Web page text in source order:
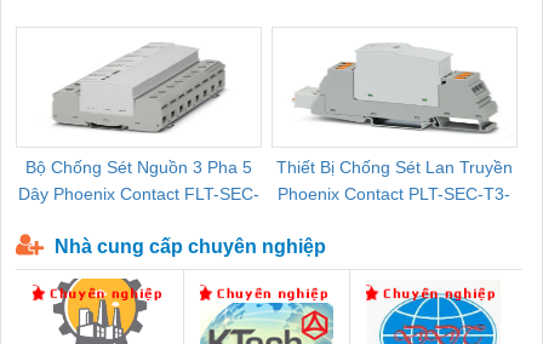
Bộ Chống Sét Nguồn 3 Pha 5
Dây Phoenix Contact FLT-SEC-
Thiết Bị Chống Sét Lan Truyền
Phoenix Contact PLT-SEC-T3-
Nhà cung cấp chuyên nghiệp